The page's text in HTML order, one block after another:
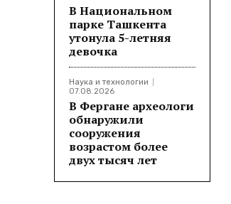
В Национальном
парке Ташкента
утонула 5-летняя
девочка
Наука и технологии
07.08.2026
В Фергане археологи
обнаружили
сооружения
возрастом более
двух тысяч лет